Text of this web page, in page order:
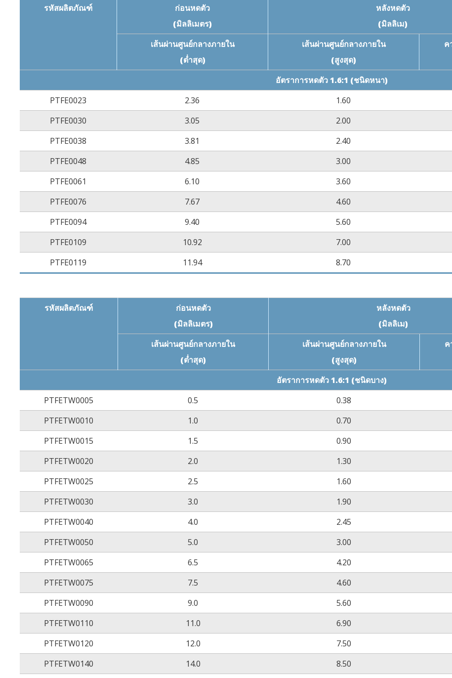
เปอร์เซ็นต์การยืดตัว ณ จุดขาด
(260˚C/
ไม่มีการแตกร้าว
ASTM
ปริมาตรสภาพการต้านทานไฟฟ้า ASTM
ASTM
ความเสถียรของทองแดง
ASTM
(158˚C/
ประสิทธิภาพความไวไฟ VW-1 UL
รหัสผลิตภัณฑ์
ก่อนหดตัว
(มิลลิเมตร)
หลังหดตัว
(มิลลิเม)
เส้นผ่านศูนย์กลางภายใน
(ต่ำสุด)
เส้นผ่านศูนย์กลางภายใน
(สูงสุด)
ค
อัตราการหดตัว 1.6:1 (ชนิดหนา)
PTFE0023
2.36 1.60
PTFE0030
3.05 2.00
PTFE0038
3.81 2.40
PTFE0048
4.85 3.00
PTFE0061
6.10 3.60
PTFE0076
7.67 4.60
PTFE0094
9.40 5.60
PTFE0109
10.92 7.00
PTFE0119
11.94 8.70
รหัสผลิตภัณฑ์
ก่อนหดตัว
(มิลลิเมตร)
หลังหดตัว
(มิลลิเม)
เส้นผ่านศูนย์กลางภายใน
(ต่ำสุด)
เส้นผ่านศูนย์กลางภายใน
(สูงสุด)
ค
อัตราการหดตัว 1.6:1 (ชนิดบาง)
PTFETW0005
0.5 0.38
PTFETW0010
1.0 0.70
PTFETW0015
1.5 0.90
PTFETW0020
2.0 1.30
PTFETW0025
2.5 1.60
PTFETW0030
3.0 1.90
PTFETW0040
4.0 2.45
PTFETW0050
5.0 3.00
PTFETW0065
6.5 4.20
PTFETW0075
7.5 4.60
PTFETW0090
9.0 5.60
PTFETW0110
11.0 6.90
PTFETW0120
12.0 7.50
PTFETW0140
14.0 8.50